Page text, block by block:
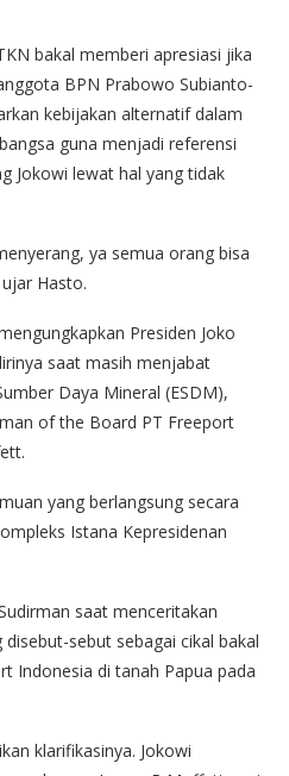
bakal memberi apresiasi jika
BPN Prabowo Subianto-
kebijakan alternatif dalam
guna menjadi referensi
Jokowi lewat hal yang tidak
ya semua orang bisa
Hasto.
Presiden Joko
saat masih menjabat
Daya Mineral (ESDM),
of the Board PT Freeport
yang berlangsung secara
Istana Kepresidenan
saat menceritakan
sebut sebagai cikal bakal
Indonesia di tanah Papua pada
klarifikasinya. Jokowi